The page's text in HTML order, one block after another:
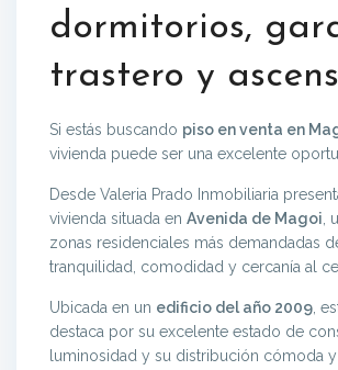
dormitorios,
trastero y
Si estás buscando piso en venta en
vivienda puede ser una excelente
Desde Valeria Prado Inmobiliaria
vivienda situada en Avenida de Magoi ,
zonas residenciales más demandadas
tranquilidad, comodidad y cercanía al
Ubicada en un edificio del año 2009 ,
destaca por su excelente estado de
luminosidad y su distribución cómoda y